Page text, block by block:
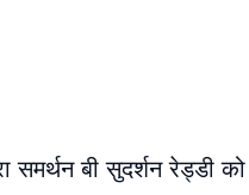
समर्थन बी सुदर्शन रेड्डी